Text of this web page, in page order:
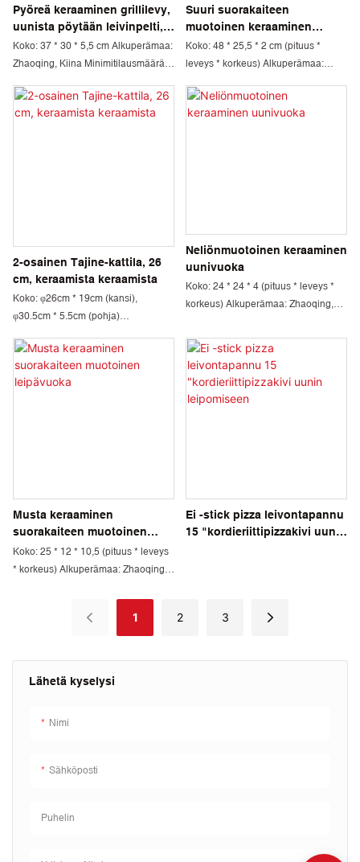
Lähetä kyselysi
Nimi
Sähköposti
Puhelin
Pyöreä keraaminen grillilevy,
uunista pöytään leivinpelti,
leivontavuoka, illalliselle,
jälkiruokapiirakka,
uunipelti kahdella kahvalla
Koko: 37 * 30 * 5,5 cm Alkuperämaa:
Zhaoqing, Kiina Minimitilausmäärä:
Materiaalitekniikka: Kordieriitti ja
mulliitti Pakkaus: Kartonki
Suuri suorakaiteen
muotoinen keraaminen
tarttumaton uunipelti, matala
uunivuoka
Koko: 48 * 25,5 * 2 cm (pituus *
leveys * korkeus) Alkuperämaa:
1000 kpl Väri: Vihreä, sininen,
musta, punainen, beige
2-osainen Tajine-kattila, 26
cm, keraamista keraamista
Koko: φ26cm * 19cm (kansi),
φ30.5cm * 5.5cm (pohja)
Minimitilausmäärä: 1000 kpl Väri:
Valkoinen, punainen Materiaalitiede:
Kordieriitti ja mulliitti Pakkaus:
Neliönmuotoinen keraaminen
uunivuoka
Koko: 24 * 24 * 4 (pituus * leveys *
korkeus) Alkuperämaa: Zhaoqing,
Väri: vaaleanvihreä
Materiaalitekniikka: Kordieriitti ja
mulliitti Pakkaus: Kartonki
Toimitusaika: 30 päivää
Musta keraaminen
suorakaiteen muotoinen
leipävuoka
Koko: 25 * 12 * 10,5 (pituus * leveys
* korkeus) Alkuperämaa: Zhaoqing,
Väri: Musta Materiaalitekniikka:
Kordieriitti ja mulliitti Pakkaus:
Kartonki Toimitusaika: 30 päivää
Ei -stick pizza leivontapannu
15 "kordieriittipizzakivi uunin
1 2 3